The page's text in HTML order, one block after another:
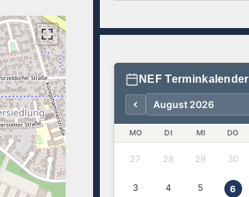
NEF Terminkalender
MO DI MI DO
27 28 29 30
3 4 5 6